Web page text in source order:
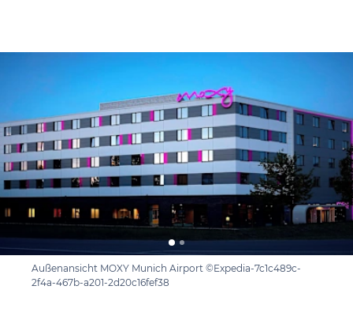
Außenansicht MOXY Munich Airport ©Expedia-7c1c489c-
2f4a-467b-a201-2d20c16fef38